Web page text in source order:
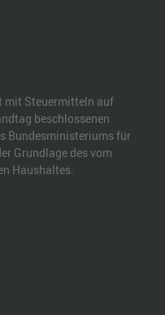
mit Steuermitteln auf
beschlossenen
Bundesministeriums für
Grundlage des vom
Haushaltes.